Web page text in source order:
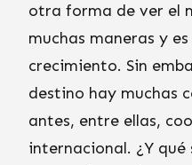
otra forma de ver el
muchas maneras y
crecimiento. Sin
destino hay muchas
antes, entre ellas,
internacional. ¿Y